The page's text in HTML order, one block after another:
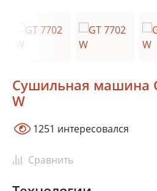
Сушильная машина
W
1251 интересовался
Сравнить
Новосибирск
Тюмень
Екатеринбург
Казань
Уфа
В зависимости от выбранного
показать